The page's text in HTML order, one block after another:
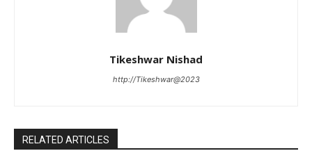
Tikeshwar Nishad
http://Tikeshwar@2023
RELATED ARTICLES